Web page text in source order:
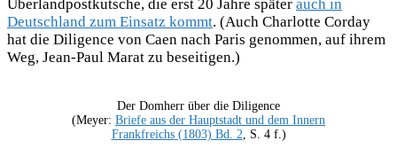
Überlandpostkutsche, die erst 20 Jahre später auch in
Deutschland zum Einsatz kommt. (Auch Charlotte Corday
hat die Diligence von Caen nach Paris genommen, auf ihrem
Weg, Jean-Paul Marat zu beseitigen.)
Der Domherr über die Diligence
(Meyer: Briefe aus der Hauptstadt und dem Innern
Frankfreichs (1803) Bd. 2, S. 4 f.)